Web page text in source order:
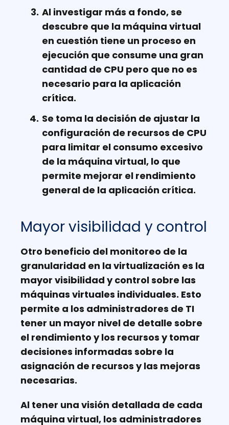
Al investigar más a fondo, se
descubre que la máquina virtual
en cuestión tiene un proceso en
ejecución que consume una gran
cantidad de CPU pero que no es
necesario para la aplicación
crítica.
Se toma la decisión de ajustar la
configuración de recursos de CPU
para limitar el consumo excesivo
de la máquina virtual, lo que
permite mejorar el rendimiento
general de la aplicación crítica.
Mayor visibilidad y control
Otro beneficio del monitoreo de la
granularidad en la virtualización es la
mayor visibilidad y control sobre las
máquinas virtuales individuales. Esto
permite a los administradores de TI
tener un mayor nivel de detalle sobre
el rendimiento y los recursos y tomar
decisiones informadas sobre la
asignación de recursos y las mejoras
necesarias.
Al tener una visión detallada de cada
máquina virtual, los administradores